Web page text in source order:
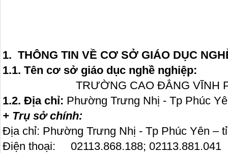
1. THÔNG TIN VỀ CƠ SỞ GIÁO DỤC
1.1. Tên cơ sở giáo dục nghề nghiệp:
TRƯỜNG CAO ĐẲNG VĨNH
1.2. Địa chỉ: Phường Trưng Nhị - Tp Phúc
+ Trụ sở chính:
Địa chỉ: Phường Trưng Nhị - Tp Phúc Yên –
Điện thoại: 02113.868.188;